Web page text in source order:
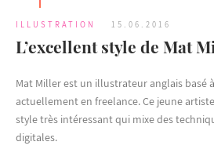
ILLUSTRATION 15.06.2016
L’excellent style de Mat
Mat Miller est un illustrateur anglais basé
actuellement en freelance. Ce jeune
style très intéressant qui mixe des
digitales.